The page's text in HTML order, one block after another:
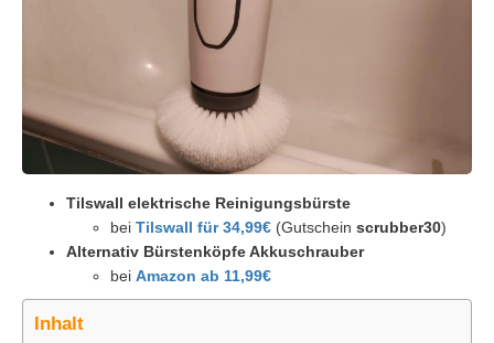
Tilswall elektrische Reinigungsbürste
bei Tilswall für 34,99€ (Gutschein scrubber30)
Alternativ Bürstenköpfe Akkuschrauber
bei Amazon ab 11,99€
Inhalt